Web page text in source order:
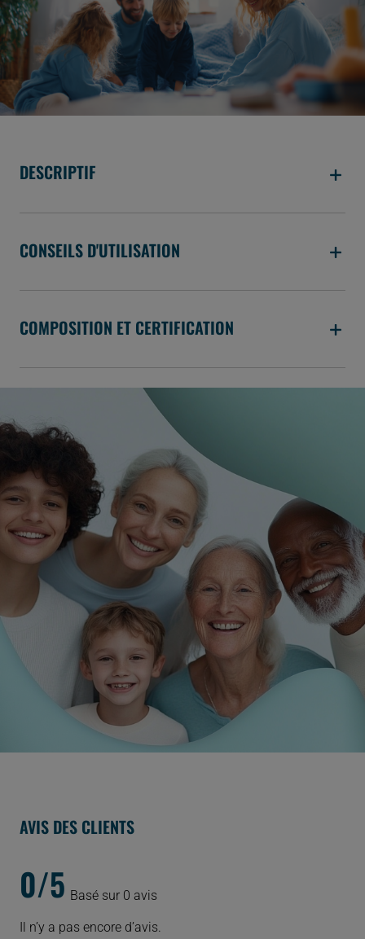
DESCRIPTIF
CONSEILS D'UTILISATION
COMPOSITION ET CERTIFICATION
AVIS DES CLIENTS
0/5 Basé sur 0 avis
Il n’y a pas encore d’avis.